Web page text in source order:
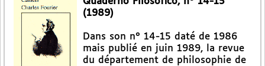
(1989)
Dans son n° 14-15 daté de 1986
mais publié en juin 1989, la revue
du département de philosophie de